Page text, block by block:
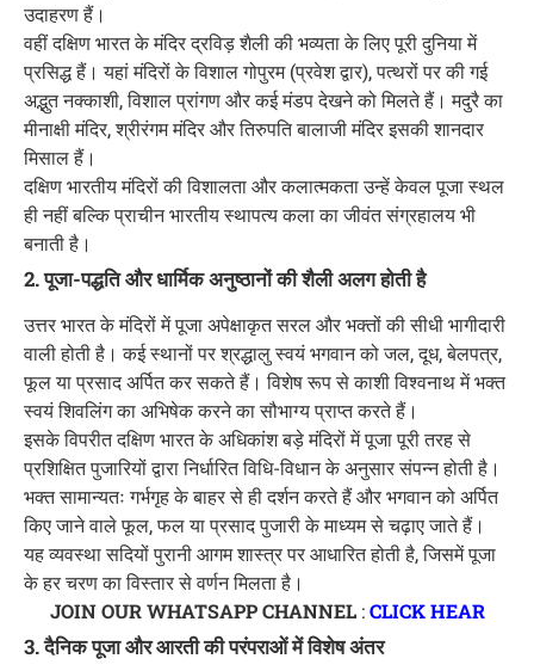
उदाहरण हैं।
वहीं दक्षिण भारत के मंदिर द्रविड़ शैली की भव्यता के लिए पूरी दुनिया में
प्रसिद्ध हैं। यहां मंदिरों के विशाल गोपुरम (प्रवेश द्वार), पत्थरों पर की गई
अद्भुत नक्काशी, विशाल प्रांगण और कई मंडप देखने को मिलते हैं। मदुरै का
मीनाक्षी मंदिर, श्रीरंगम मंदिर और तिरुपति बालाजी मंदिर इसकी शानदार
मिसाल हैं।
दक्षिण भारतीय मंदिरों की विशालता और कलात्मकता उन्हें केवल पूजा स्थल
ही नहीं बल्कि प्राचीन भारतीय स्थापत्य कला का जीवंत संग्रहालय भी
बनाती है।
2. पूजा-पद्धति और धार्मिक अनुष्ठानों की शैली अलग होती है
उत्तर भारत के मंदिरों में पूजा अपेक्षाकृत सरल और भक्तों की सीधी भागीदारी
वाली होती है। कई स्थानों पर श्रद्धालु स्वयं भगवान को जल, दूध, बेलपत्र,
फूल या प्रसाद अर्पित कर सकते हैं। विशेष रूप से काशी विश्वनाथ में भक्त
स्वयं शिवलिंग का अभिषेक करने का सौभाग्य प्राप्त करते हैं।
इसके विपरीत दक्षिण भारत के अधिकांश बड़े मंदिरों में पूजा पूरी तरह से
प्रशिक्षित पुजारियों द्वारा निर्धारित विधि-विधान के अनुसार संपन्न होती है।
भक्त सामान्यतः गर्भगृह के बाहर से ही दर्शन करते हैं और भगवान को अर्पित
किए जाने वाले फूल, फल या प्रसाद पुजारी के माध्यम से चढ़ाए जाते हैं।
यह व्यवस्था सदियों पुरानी आगम शास्त्र पर आधारित होती है, जिसमें पूजा
के हर चरण का विस्तार से वर्णन मिलता है।
JOIN OUR WHATSAPP CHANNEL:CLICK HEAR
3. दैनिक पूजा और आरती की परंपराओं में विशेष अंतर